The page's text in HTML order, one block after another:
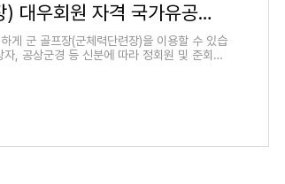
군 골프장(군체력단련장) 대우회원 자격 국가유공자 (정회원 및 준회원, 비회원 할인)
게 군 골프장(군체력단련장)을 이용할 수 있습
, 공상군경 등 신분에 따라 정회원 및 준회원